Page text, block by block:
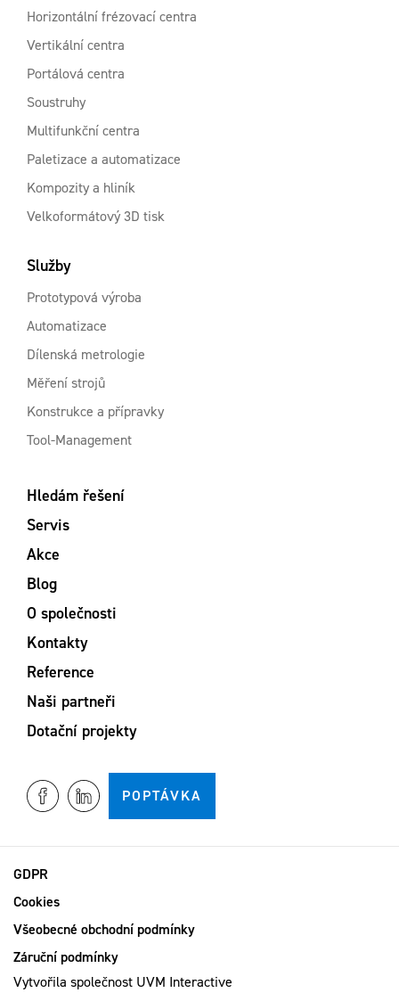
Horizontální frézovací centra
Vertikální centra
Portálová centra
Soustruhy
Multifunkční centra
Paletizace a automatizace
Kompozity a hliník
Velkoformátový 3D tisk
Služby
Prototypová výroba
Automatizace
Dílenská metrologie
Měření strojů
Konstrukce a přípravky
Tool-Management
Hledám řešení
Servis
Akce
Blog
O společnosti
Kontakty
Reference
Naši partneři
Dotační projekty
POPTÁVKA
GDPR
Cookies
Všeobecné obchodní podmínky
Záruční podmínky
Vytvořila společnost UVM Interactive